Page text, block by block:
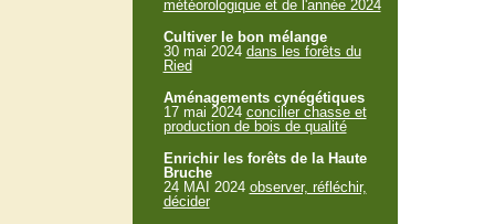
météorologique et de l'année 2024
Cultiver le bon mélange
30 mai 2024 dans les forêts du
Ried
Aménagements cynégétiques
17 mai 2024 concilier chasse et
production de bois de qualité
Enrichir les forêts de la Haute
Bruche
24 MAI 2024 observer, réfléchir,
décider